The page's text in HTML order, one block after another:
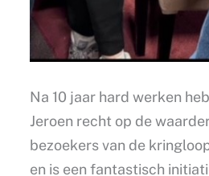
Na 10 jaar hard werken
Jeroen recht op de
bezoekers van de
en is een fantastisch